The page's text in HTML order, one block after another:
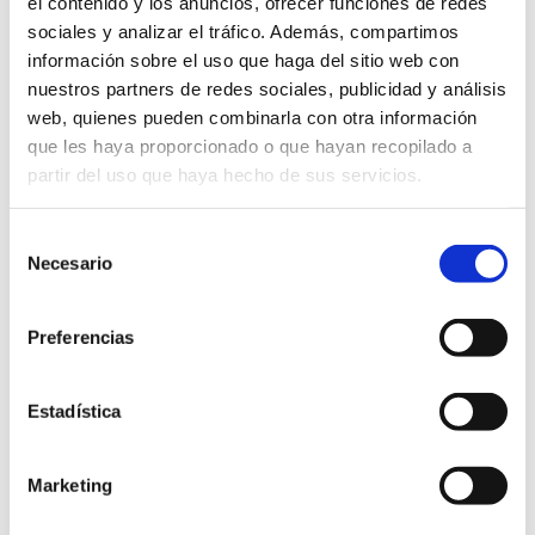
sociales y analizar el tráfico. Además, compartimos
información sobre el uso que haga del sitio web con
nuestros partners de redes sociales, publicidad y análisis
web, quienes pueden combinarla con otra información
que les haya proporcionado o que hayan recopilado a
partir del uso que haya hecho de sus servicios.
Necesario
Preferencias
Estadística
Marketing
Ha sido una interesante oportunidad,
desde el punto de vista formativo:
nuestros equipos avanzan así en su
capaces de ampliar su oferta, así como
cliente. Nuestro
trabajan para clientes del sector público